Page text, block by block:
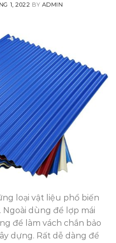
1, 2022 BY ADMIN
loại vật liệu phổ biến
Ngoài dùng để lợp mái
để làm vách chắn bảo
dựng. Rất dễ dàng để